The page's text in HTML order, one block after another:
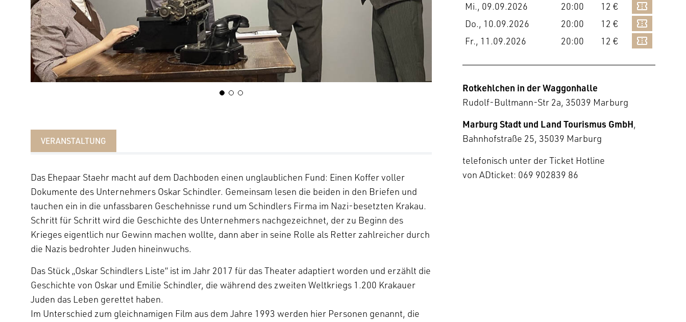
VERANSTALTUNG
Das Ehepaar Staehr macht auf dem Dachboden einen unglaublichen Fund: Einen Koffer voller
Dokumente des Unternehmers Oskar Schindler. Gemeinsam lesen die beiden in den Briefen und
tauchen ein in die unfassbaren Geschehnisse rund um Schindlers Firma im Nazi-besetzten Krakau.
Schritt für Schritt wird die Geschichte des Unternehmers nachgezeichnet, der zu Beginn des
Krieges eigentlich nur Gewinn machen wollte, dann aber in seine Rolle als Retter zahlreicher durch
die Nazis bedrohter Juden hineinwuchs.
Das Stück „Oskar Schindlers Liste“ ist im Jahr 2017 für das Theater adaptiert worden und erzählt die
Geschichte von Oskar und Emilie Schindler, die während des zweiten Weltkriegs 1.200 Krakauer
Juden das Leben gerettet haben.
Im Unterschied zum gleichnamigen Film aus dem Jahre 1993 werden hier Personen genannt, die
Mi., 09.09.2026 20:00
12 €
Do., 10.09.2026
20:00
12 €
Fr., 11.09.2026
20:00 12 €
Rotkehlchen in der Waggonhalle
Rudolf-Bultmann-Str 2a, 35039 Marburg
Marburg Stadt und Land Tourismus GmbH,
Bahnhofstraße 25, 35039 Marburg
telefonisch unter der Ticket Hotline
von ADticket: 069 902839 86